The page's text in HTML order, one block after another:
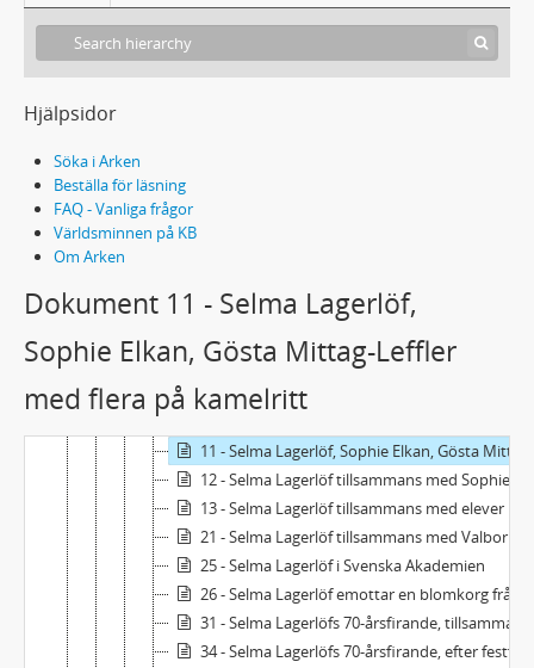
Hjälpsidor
Söka i Arken
Beställa för läsning
FAQ - Vanliga frågor
Världsminnen på KB
Om Arken
Dokument 11 - Selma Lagerlöf,
Sophie Elkan, Gösta Mittag-Leffler
med flera på kamelritt
330a - MANUSKRIPT: Poesie. (Gästbok/poesialbum som innehåller Gammal visa av Selma Lagerlöf)
331 - MANUSKRIPT, DRAMATISERINGAR, ÖVERSÄTTNINGAR
332 - KORREKTUR
333 - TRYCK
335 - DIVERSE HANDLINGAR
336 - FOTOGRAFIER
Fe - Selma Lagerlöf, porträtt
2 - Selma Lagerlöf, grupporträtt
3 - Selma Lagerlöf, grupporträtt
1 - Selma Lagerlöf sittande i kretsen av några familjemedlemmar i Centralpalatset i Falun
9 - Selma Lagerlöf och Sophie Elkan med flera i inackorderingsrummet i Neapel
11 - Selma Lagerlöf, Sophie Elkan, Gösta Mittag-Leffler med flera på kamelritt
12 - Selma Lagerlöf tillsammans med Sophie Elkan, modern Louise Lagerlöf och Anna Oom på verandan, Mårbacka
13 - Selma Lagerlöf tillsammans med elever ur fortbildningskursen i Sunne
21 - Selma Lagerlöf tillsammans med Valborg Olander och Ellen Lundgren i trädgården på Mårbacka
25 - Selma Lagerlöf i Svenska Akademien
26 - Selma Lagerlöf emottar en blomkorg från en flicka efter talet för Svenskbyborna på Operan 1929
31 - Selma Lagerlöfs 70-årsfirande, tillsammans med Valborg Olander och Biskop Eklund
34 - Selma Lagerlöfs 70-årsfirande, efter festföreställning slut på Operan 20/11 1928